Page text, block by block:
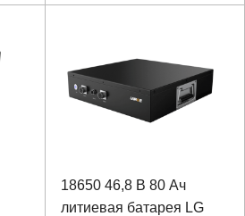
18650 46,8 В 80 Ач
литиевая батарея LG